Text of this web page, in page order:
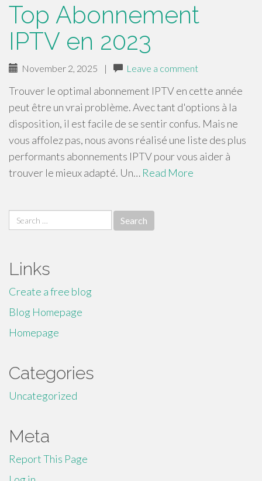
Top Abonnement
IPTV en 2023
November 2, 2025 | Leave a comment
Trouver le optimal abonnement IPTV en cette année
peut être un vrai problème. Avec tant d'options à la
disposition, il est facile de se sentir confus. Mais ne
vous affolez pas, nous avons réalisé une liste des plus
performants abonnements IPTV pour vous aider à
trouver le mieux adapté. Un… Read More
Search
for:
Links
Create a free blog
Blog Homepage
Homepage
Categories
Uncategorized
Meta
Report This Page